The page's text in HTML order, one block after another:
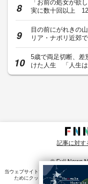
「お前の処女が欲
実に数十回以上
目の前にがれきの
リア・ナポリ近郊
5歳で両足切断、差
けた人生 「人生
記事に対す
© Fuji News
当ウェブサイトでは、ユーザのニー
ためにクッキーを使⽤しています